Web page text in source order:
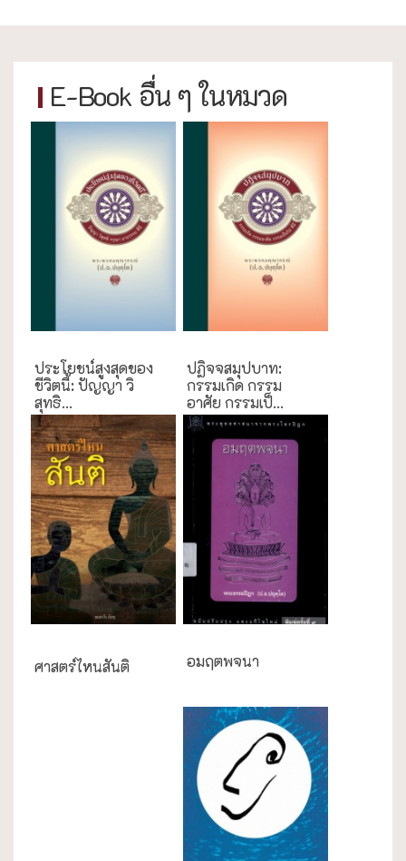
E-Book อื่น ๆ ในหมวด
ประโยชน์สูงสุดของ
ชีวิตนี้: ปัญญา วิ
สุทธิ...
ปฏิจจสมุปบาท:
กรรมเกิด กรรม
อาศัย กรรมเป็...
ศาสตร์ไหนสันติ
อมฤตพจนา